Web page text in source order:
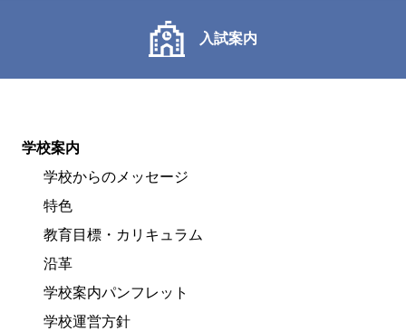
入試案内
学校案内
学校からのメッセージ
特色
教育目標・カリキュラム
沿革
学校案内パンフレット
学校運営方針